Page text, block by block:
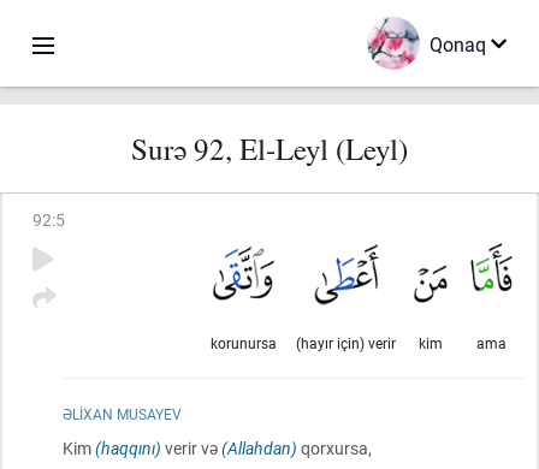
Qonaq
Surə 92, El-Leyl (Leyl)
92:5
ama
kim
(hayır için) verir
korunursa
ƏLIXAN MUSAYEV
Kim(haqqını) verir və(Allahdan) qorxursa,